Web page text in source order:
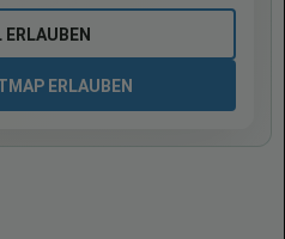
ERLAUBEN
ERLAUBEN